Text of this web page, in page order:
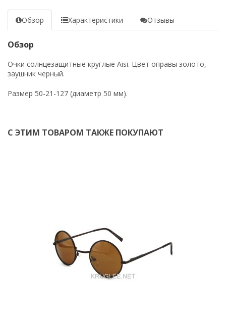
Обзор Характеристики Отзывы
Обзор
Очки солнцезащитные круглые Aisi. Цвет оправы золото,
заушник черный.
Размер 50-21-127 (диаметр 50 мм).
С ЭТИМ ТОВАРОМ ТАКЖЕ ПОКУПАЮТ